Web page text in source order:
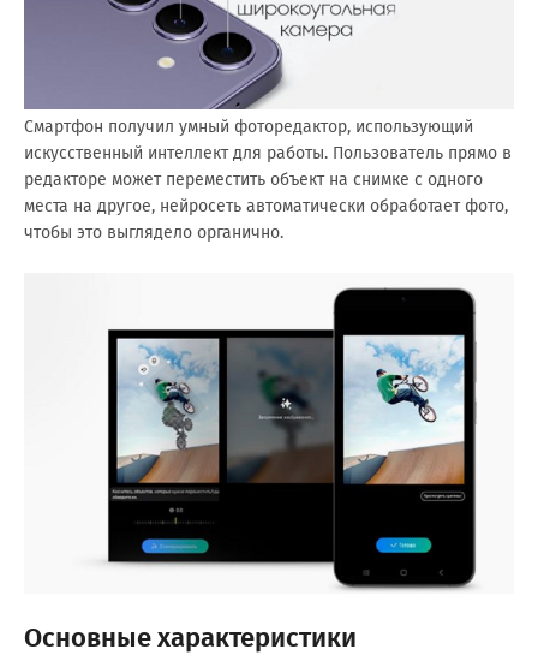
Смартфон получил умный фоторедактор, использующий
искусственный интеллект для работы. Пользователь прямо в
редакторе может переместить объект на снимке с одного
места на другое, нейросеть автоматически обработает фото,
чтобы это выглядело органично.
Основные характеристики